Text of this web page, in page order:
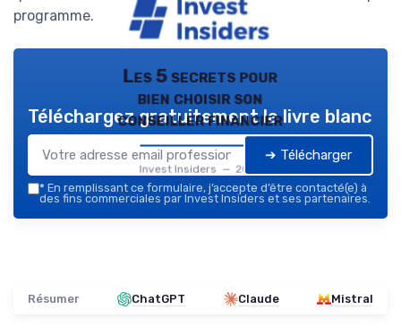
programme.
Les 5 secrets pour
bien choisir son
conseiller financier
Invest Insiders — 2026
Téléchargez gratuitement le livre blanc
➔ Télécharger
* En remplissant ce formulaire, j’accepte d’être contacté(e) à
des fins commerciales par Invest Insiders et ses partenaires.
Résumer ChatGPT Claude Mistral